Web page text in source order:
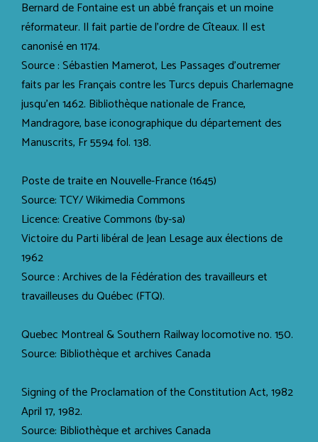
Bernard de Fontaine est un abbé français et un moine
réformateur. Il fait partie de l’ordre de Cîteaux. Il est
canonisé en 1174.
Source : Sébastien Mamerot, Les Passages d'outremer
faits par les Français contre les Turcs depuis Charlemagne
jusqu'en 1462. Bibliothèque nationale de France,
Mandragore, base iconographique du département des
Manuscrits, Fr 5594 fol. 138.
Poste de traite en Nouvelle-France (1645)
Source: TCY/ Wikimedia Commons
Licence: Creative Commons (by-sa)
Victoire du Parti libéral de Jean Lesage aux élections de
1962
Source : Archives de la Fédération des travailleurs et
travailleuses du Québec (FTQ).
Quebec Montreal & Southern Railway locomotive no. 150.
Source: Bibliothèque et archives Canada
Signing of the Proclamation of the Constitution Act, 1982
April 17, 1982.
Source: Bibliothèque et archives Canada